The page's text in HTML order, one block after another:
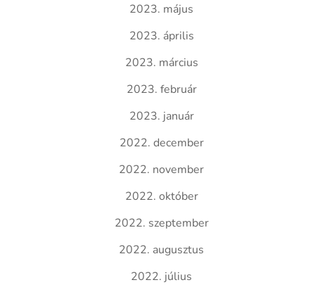
2023. május
2023. április
2023. március
2023. február
2023. január
2022. december
2022. november
2022. október
2022. szeptember
2022. augusztus
2022. július